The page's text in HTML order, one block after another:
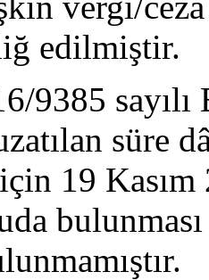
edilmiştir.
9385
süre
19